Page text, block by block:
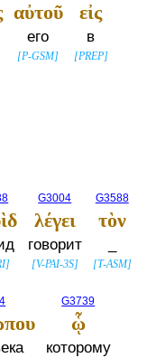
αὐτοῦ
его
[P-GSM]
εἰς
в
[PREP]
]
G3004
λέγει
говорит
[V-PAI-3S]
G3588
τὸν
[T-ASM]
G3739
ᾧ
которому